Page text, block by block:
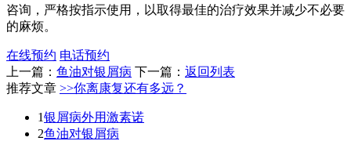
咨询，严格按指示使用，以取得最佳的治疗效果并减少不必要
的麻烦。
在线预约 电话预约
上一篇： 鱼油对银屑病 下一篇： 返回列表
推荐文章 >>你离康复还有多远？
1银屑病外用激素诺
2鱼油对银屑病